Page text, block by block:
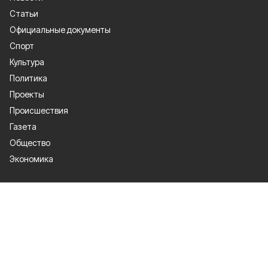
Статьи
Официальные документы
Спорт
Культура
Политика
Проекты
Происшествия
Газета
Общество
Экономика